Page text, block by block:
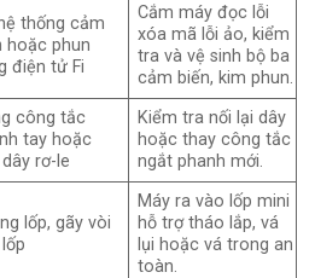
thống cảm
hoặc phun
điện tử Fi
Cắm máy đọc lỗi
xóa mã lỗi ảo, kiểm
tra và vệ sinh bộ ba
cảm biến, kim phun.
công tắc
tay hoặc
rơ-le
Kiểm tra nối lại dây
hoặc thay công tắc
ngắt phanh mới.
lốp, gãy vòi
Máy ra vào lốp mini
hỗ trợ tháo lắp, vá
lụi hoặc vá trong an
toàn.